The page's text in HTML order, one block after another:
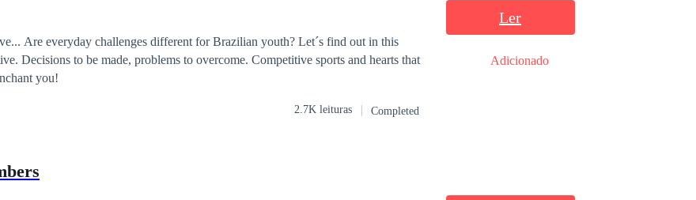
Are everyday challenges different for Brazilian youth? Let´s find out in this
Decisions to be made, problems to overcome. Competitive sports and hearts that
you!
2.7K leituras Completed
Ler
Adicionado